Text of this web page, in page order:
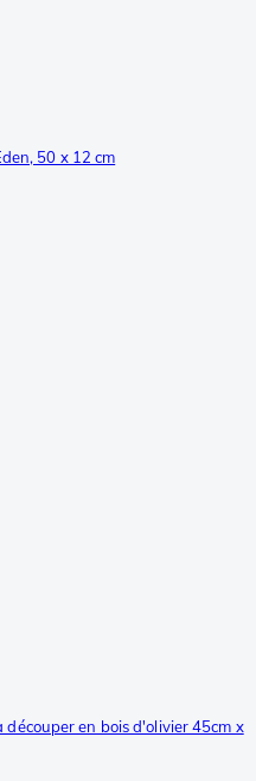
50 x 12 cm
en bois d'olivier 45cm x